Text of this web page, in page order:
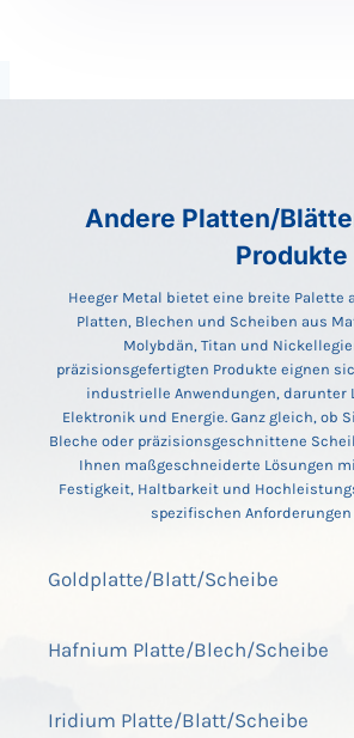
Andere Platten/
Produkte
Heeger Metal bietet eine breite Palette
Platten, Blechen und Scheiben aus
Molybdän, Titan und
präzisionsgefertigten Produkte eignen
industrielle Anwendungen, darunter
Elektronik und Energie. Ganz gleich, ob
Bleche oder präzisionsgeschnittene
Ihnen maßgeschneiderte Lösungen
Festigkeit, Haltbarkeit und
spezifischen
Goldplatte/Blatt/Scheibe
Hafnium Platte/Blech/Scheibe
Iridium Platte/Blatt/Scheibe